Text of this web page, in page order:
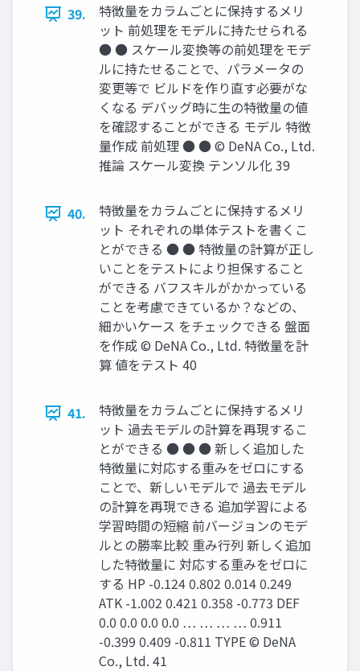
39.
特徴量をカラムごとに保持するメリ
ット 前処理をモデルに持たせられる
● ● スケール変換等の前処理をモデ
ルに持たせることで、パラメータの
変更等で ビルドを作り直す必要がな
くなる デバッグ時に生の特徴量の値
を確認することができる モデル 特徴
量作成 前処理 ● ● © DeNA Co., Ltd.
推論 スケール変換 テンソル化 39
40.
特徴量をカラムごとに保持するメリ
ット それぞれの単体テストを書くこ
とができる ● ● 特徴量の計算が正し
いことをテストにより担保すること
ができる バフスキルがかかっている
ことを考慮できているか？などの、
細かいケース をチェックできる 盤面
を作成 © DeNA Co., Ltd. 特徴量を計
算 値をテスト 40
41.
特徴量をカラムごとに保持するメリ
ット 過去モデルの計算を再現するこ
とができる ● ● ● 新しく追加した
特徴量に対応する重みをゼロにする
ことで、新しいモデルで 過去モデル
の計算を再現できる 追加学習による
学習時間の短縮 前バージョンのモデ
ルとの勝率比較 重み行列 新しく追加
した特徴量に 対応する重みをゼロに
する HP -0.124 0.802 0.014 0.249
ATK -1.002 0.421 0.358 -0.773 DEF
0.0 0.0 0.0 0.0 … … … … 0.911
-0.399 0.409 -0.811 TYPE © DeNA
Co., Ltd. 41